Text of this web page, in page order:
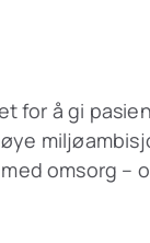
for å gi
omsorg –